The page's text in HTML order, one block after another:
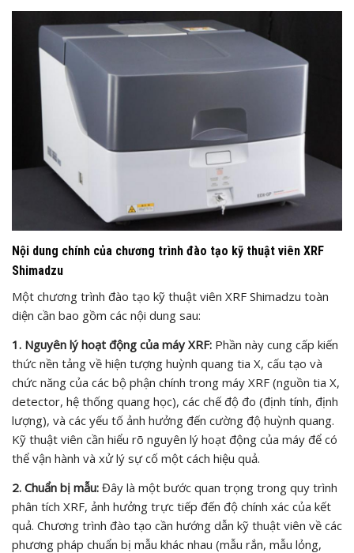
Nội dung chính của chương trình đào tạo kỹ thuật viên XRF
Shimadzu
Một chương trình đào tạo kỹ thuật viên XRF Shimadzu toàn
diện cần bao gồm các nội dung sau:
1. Nguyên lý hoạt động của máy XRF: Phần này cung cấp kiến
thức nền tảng về hiện tượng huỳnh quang tia X, cấu tạo và
chức năng của các bộ phận chính trong máy XRF (nguồn tia X,
detector, hệ thống quang học), các chế độ đo (định tính, định
lượng), và các yếu tố ảnh hưởng đến cường độ huỳnh quang.
Kỹ thuật viên cần hiểu rõ nguyên lý hoạt động của máy để có
thể vận hành và xử lý sự cố một cách hiệu quả.
2. Chuẩn bị mẫu: Đây là một bước quan trọng trong quy trình
phân tích XRF, ảnh hưởng trực tiếp đến độ chính xác của kết
quả. Chương trình đào tạo cần hướng dẫn kỹ thuật viên về các
phương pháp chuẩn bị mẫu khác nhau (mẫu rắn, mẫu lỏng,